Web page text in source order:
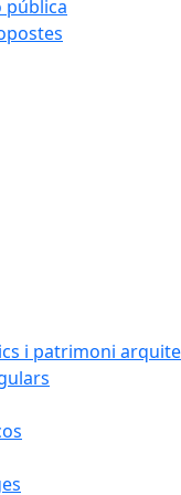
pública
i patrimoni